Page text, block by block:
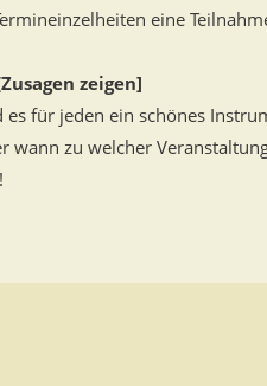
eine
zeigen]
für jeden ein schönes
wann zu welcher